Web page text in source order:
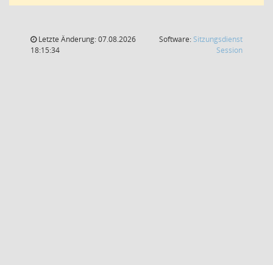
Letzte Änderung: 07.08.2026
18:15:34
Software: Sitzungsdienst
Session(Wird in